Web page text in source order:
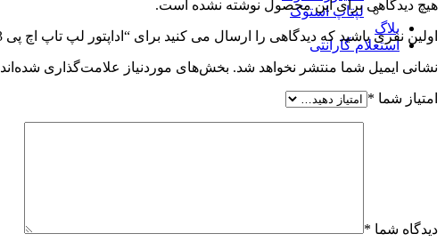
لپتاپ استوک
بلاگ
استعلام گارانتی
هیچ دیدگاهی برای این محصول نوشته نشده است.
اولین نفری باشید که دیدگاهی را ارسال می کنید برای “اداپتور لپ تاپ اچ پی HP EliteBook 820 G3”
نشانی ایمیل شما منتشر نخواهد شد. بخش‌های موردنیاز علامت‌گذاری شده‌اند
امتیاز شما *
دیدگاه شما *